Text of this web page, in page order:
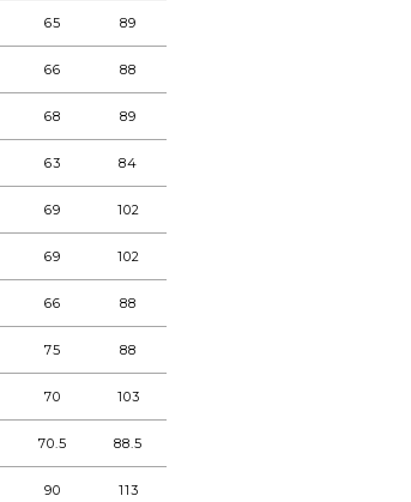
65 89
66 88
68 89
63 84
69 102
69 102
66 88
75 88
70 103
70.5 88.5
90 113